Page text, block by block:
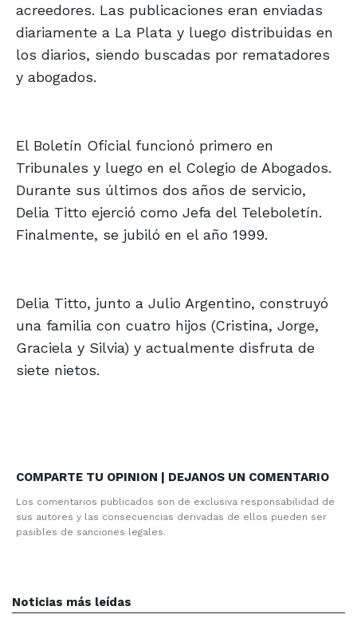
acreedores. Las publicaciones eran enviadas
diariamente a La Plata y luego distribuidas en
los diarios, siendo buscadas por rematadores
y abogados.
El Boletín Oficial funcionó primero en
Tribunales y luego en el Colegio de Abogados.
Durante sus últimos dos años de servicio,
Delia Titto ejerció como Jefa del Teleboletín.
Finalmente, se jubiló en el año 1999.
Delia Titto, junto a Julio Argentino, construyó
una familia con cuatro hijos (Cristina, Jorge,
Graciela y Silvia) y actualmente disfruta de
siete nietos.
COMPARTE TU OPINION | DEJANOS UN COMENTARIO
Los comentarios publicados son de exclusiva responsabilidad de
sus autores y las consecuencias derivadas de ellos pueden ser
pasibles de sanciones legales.
Noticias más leídas